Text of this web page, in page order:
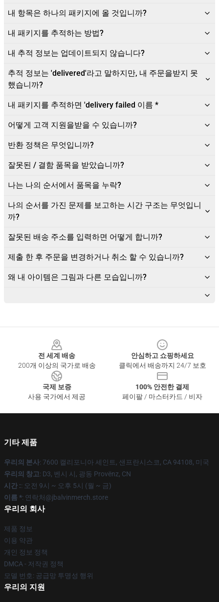
내 항목은 하나의 패키지에 올 것입니까?
내 패키지를 추적하는 방법?
내 추적 정보는 업데이트되지 않습니다?
추적 정보는 'delivered'라고 말하지만, 내 주문을받지 못
했습니까?
내 패키지를 추적하면 'delivery failed 이름 *
어떻게 고객 지원을받을 수 있습니까?
반환 정책은 무엇입니까?
잘못된 / 결함 품목을 받았습니까?
나는 나의 순서에서 품목을 누락?
나의 순서를 가진 문제를 보고하는 시간 구조는 무엇입니
까?
잘못된 배송 주소를 입력하면 어떻게 합니까?
제출 한 후 주문을 변경하거나 취소 할 수 있습니까?
왜 내 아이템은 그림과 다른 모습입니까?
전 세계 배송
200개 이상의 국가로 배송
안심하고 쇼핑하세요
클릭에서 배송까지 24/7 보호
국제 보증
사용 국가에서 제공
100% 안전한 결제
페이팔 / 마스터카드 / 비자
기타 제품
우리의 본사: 7600 캘리포니아 세인트, 샌프란시스코, CA 94108, 미국
우리의 창고: D3, 벤시 시, 광동 Provënz, CN
시간 :: 오전 9시 ~ 오후 5시 (월 ~ 금)
이름 *: 연락처@jbalvinmerch.store
우리의 회사
제품 정보
이용 약관
개인 정보 정책
DMCA - 저작권 정책
모델 번호: 공급망 투명성 행위
우리의 지원